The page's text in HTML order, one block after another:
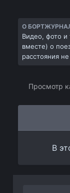
О
Видео, фото и
вместе) о
расстояния
В